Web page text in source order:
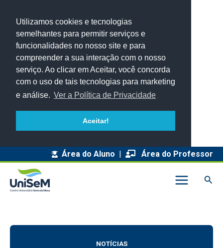
Utilizamos cookies e tecnologias
semelhantes para permitir serviços e
funcionalidades no nosso site e para
compreender a sua interação com o nosso
serviço. Ao clicar em Aceitar, você concorda
com o uso de tais tecnologias para marketing
e análise. Ver a Política de Privacidade
Aceitar!
Área do Aluno | Área do Professor
NOTÍCIAS
q
u